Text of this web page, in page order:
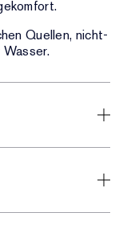
Quellen, nicht-